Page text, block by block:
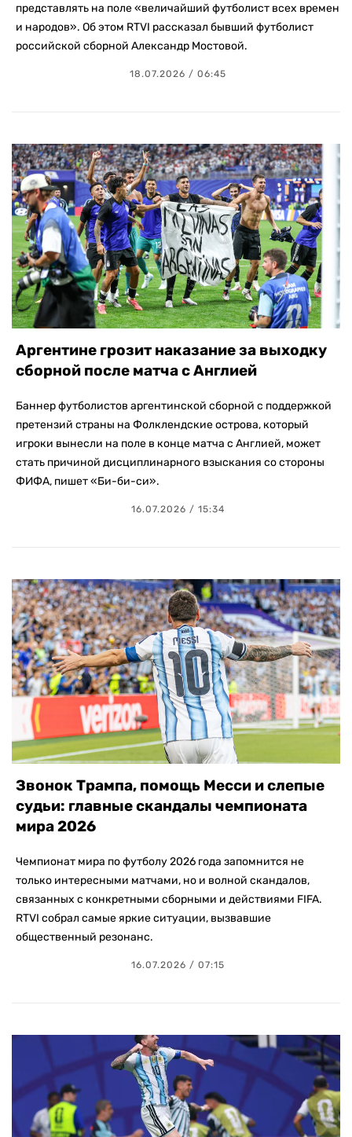
представлять на поле «величайший футболист всех времен
и народов». Об этом RTVI рассказал бывший футболист
российской сборной Александр Мостовой.
18.07.2026 / 06:45
Аргентине грозит наказание за выходку
сборной после матча с Англией
Баннер футболистов аргентинской сборной с поддержкой
претензий страны на Фолклендские острова, который
игроки вынесли на поле в конце матча с Англией, может
стать причиной дисциплинарного взыскания со стороны
ФИФА, пишет «Би-би-си».
16.07.2026 / 15:34
Звонок Трампа, помощь Месси и слепые
судьи: главные скандалы чемпионата
мира 2026
Чемпионат мира по футболу 2026 года запомнится не
только интересными матчами, но и волной скандалов,
связанных с конкретными сборными и действиями FIFA.
RTVI собрал самые яркие ситуации, вызвавшие
общественный резонанс.
16.07.2026 / 07:15